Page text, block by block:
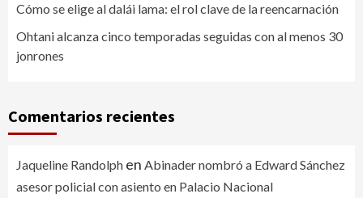
Cómo se elige al dalái lama: el rol clave de la reencarnación
Ohtani alcanza cinco temporadas seguidas con al menos 30
jonrones
Comentarios recientes
Jaqueline Randolph en Abinader nombró a Edward Sánchez
asesor policial con asiento en Palacio Nacional